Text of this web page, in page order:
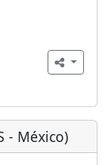
- México)